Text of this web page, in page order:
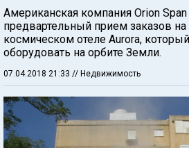
Американская компания Orion Span
предвартельный прием заказов
космическом отеле Aurora,
оборудовать на орбите Земли.
07.04.2018 21:33 // Недвижимость